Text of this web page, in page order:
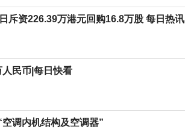
斥资226.39万港元回购16.8万股 每日热讯
民币|每日快看
调内机结构及空调器”